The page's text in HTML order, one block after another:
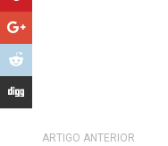
ARTIGO ANTERIOR